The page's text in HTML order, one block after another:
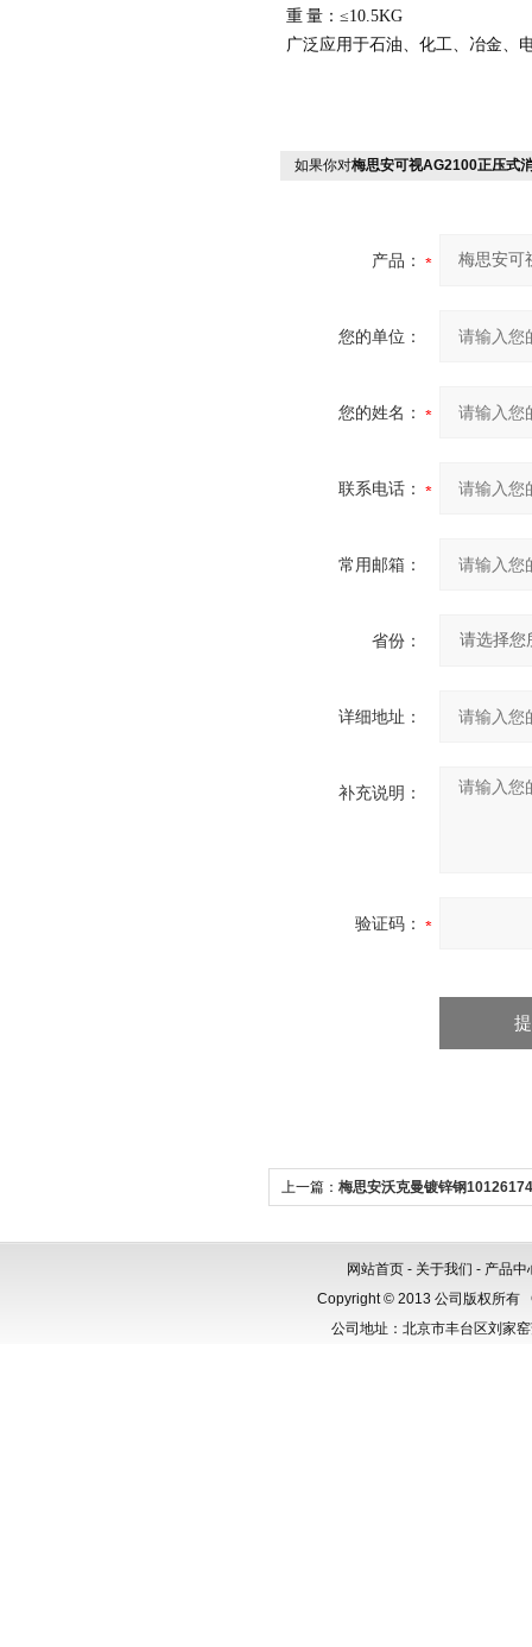
重 量： ≤10.5KG
广泛应用于石油、化工、冶金、
如果你对梅思安可视AG2100正压式
产品：
您的单位：
您的姓名：
联系电话：
常用邮箱：
省份：
详细地址：
补充说明：
验证码：
上一篇： 梅思安沃克曼镀锌钢
网站首页 - 关于我们 - 产品中
Copyright © 2013 公司版权所有
公司地址：北京市丰台区刘家